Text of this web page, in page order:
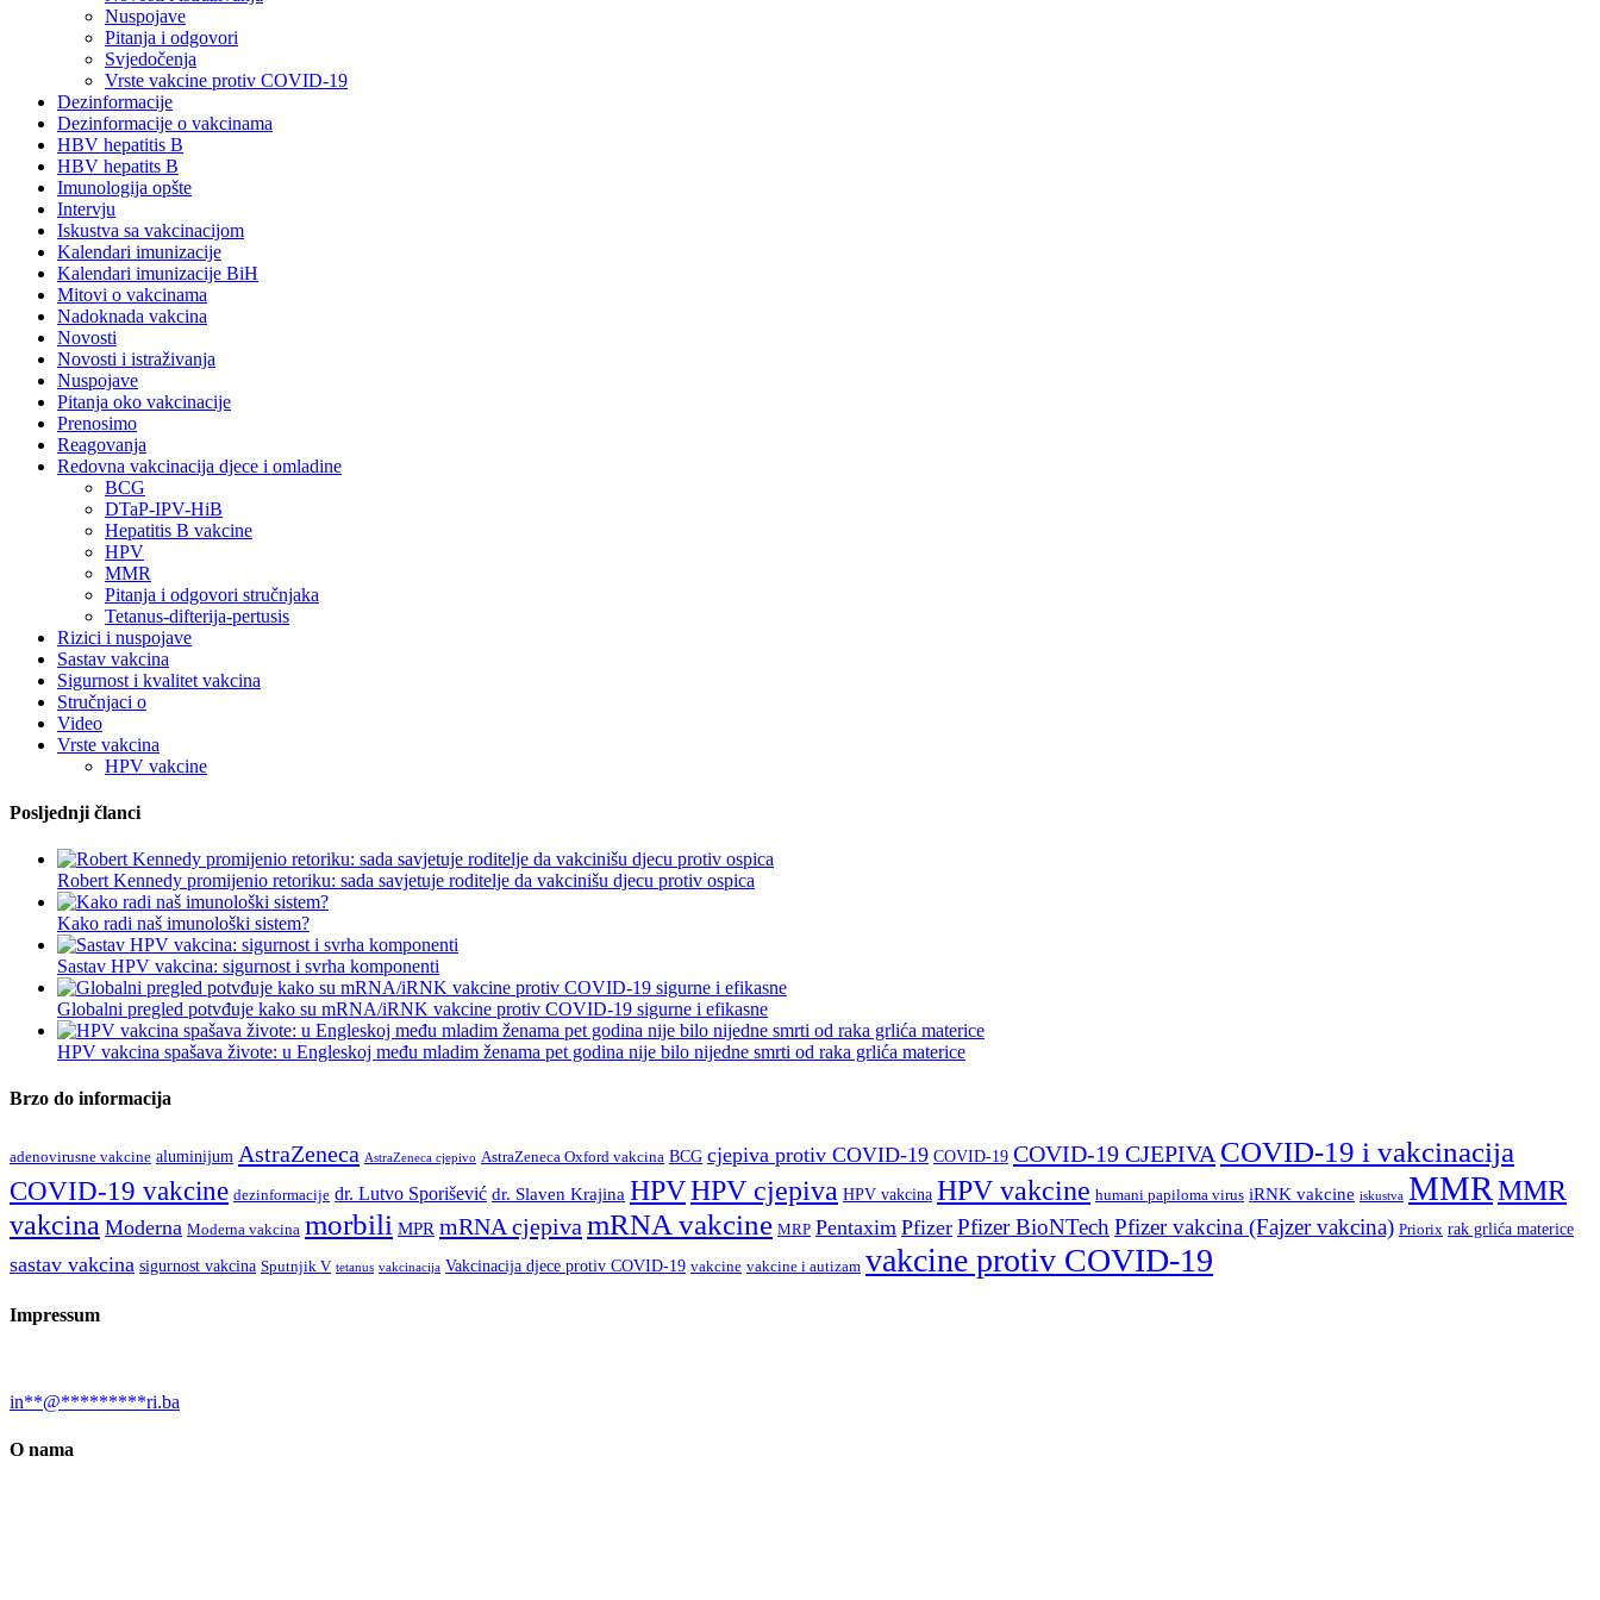
Nuspojave
Pitanja i odgovori
Svjedočenja
Vrste vakcine protiv COVID-19
Dezinformacije
Dezinformacije o vakcinama
HBV hepatitis B
HBV hepatits B
Imunologija opšte
Intervju
Iskustva sa vakcinacijom
Kalendari imunizacije
Kalendari imunizacije BiH
Mitovi o vakcinama
Nadoknada vakcina
Novosti
Novosti i istraživanja
Nuspojave
Pitanja oko vakcinacije
Prenosimo
Reagovanja
Redovna vakcinacija djece i omladine
BCG
DTaP-IPV-HiB
Hepatitis B vakcine
HPV
MMR
Pitanja i odgovori stručnjaka
Tetanus-difterija-pertusis
Rizici i nuspojave
Sastav vakcina
Sigurnost i kvalitet vakcina
Stručnjaci o
Video
Vrste vakcina
HPV vakcine
Posljednji članci
Robert Kennedy promijenio retoriku: sada savjetuje roditelje da vakcinišu djecu protiv ospica
Kako radi naš imunološki sistem?
Sastav HPV vakcina: sigurnost i svrha komponenti
Globalni pregled potvđuje kako su mRNA/iRNK vakcine protiv COVID-19 sigurne i efikasne
HPV vakcina spašava živote: u Engleskoj među mladim ženama pet godina nije bilo nijedne smrti od raka grlića materice
Brzo do informacija
adenovirusne vakcine aluminijum AstraZeneca AstraZeneca cjepivo AstraZeneca Oxford vakcina BCG cjepiva protiv COVID-19 COVID-19 COVID-19 CJEPIVA COVID-19 i vakcinacija
COVID-19 vakcine dezinformacije dr. Lutvo Sporišević dr. Slaven Krajina HPVHPV cjepiva HPV vakcina HPV vakcine humani papiloma virus iRNK vakcine iskustva MMRMMR
vakcina Moderna Moderna vakcina morbili MPR mRNA cjepiva mRNA vakcine MRP Pentaxim Pfizer Pfizer BioNTech Pfizer vakcina (Fajzer vakcina) Priorix rak grlića materice
sastav vakcina sigurnost vakcina Sputnjik V tetanus vakcinacija Vakcinacija djece protiv COVID-19 vakcine vakcine i autizam vakcine protiv COVID-19
Impressum
in**@*********ri.ba
O nama